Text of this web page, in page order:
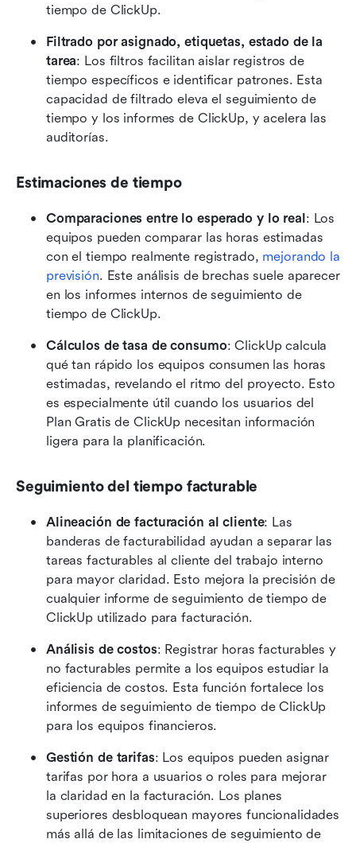
tiempo de ClickUp.
Filtrado por asignado, etiquetas, estado de la
tarea: Los filtros facilitan aislar registros de
tiempo específicos e identificar patrones. Esta
capacidad de filtrado eleva el seguimiento de
tiempo y los informes de ClickUp, y acelera las
auditorías.
Estimaciones de tiempo
Comparaciones entre lo esperado y lo real : Los
equipos pueden comparar las horas estimadas
con el tiempo realmente registrado, mejorando la
previsión. Este análisis de brechas suele aparecer
en los informes internos de seguimiento de
tiempo de ClickUp.
Cálculos de tasa de consumo: ClickUp calcula
qué tan rápido los equipos consumen las horas
estimadas, revelando el ritmo del proyecto. Esto
es especialmente útil cuando los usuarios del
Plan Gratis de ClickUp necesitan información
ligera para la planificación.
Seguimiento del tiempo facturable
Alineación de facturación al cliente: Las
banderas de facturabilidad ayudan a separar las
tareas facturables al cliente del trabajo interno
para mayor claridad. Esto mejora la precisión de
cualquier informe de seguimiento de tiempo de
ClickUp utilizado para facturación.
Análisis de costos: Registrar horas facturables y
no facturables permite a los equipos estudiar la
eficiencia de costos. Esta función fortalece los
informes de seguimiento de tiempo de ClickUp
para los equipos financieros.
Gestión de tarifas: Los equipos pueden asignar
tarifas por hora a usuarios o roles para mejorar
la claridad en la facturación. Los planes
superiores desbloquean mayores funcionalidades
más allá de las limitaciones de seguimiento de